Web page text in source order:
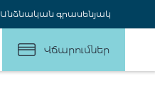
Անձնական գրասենյակ
Վճարումներ